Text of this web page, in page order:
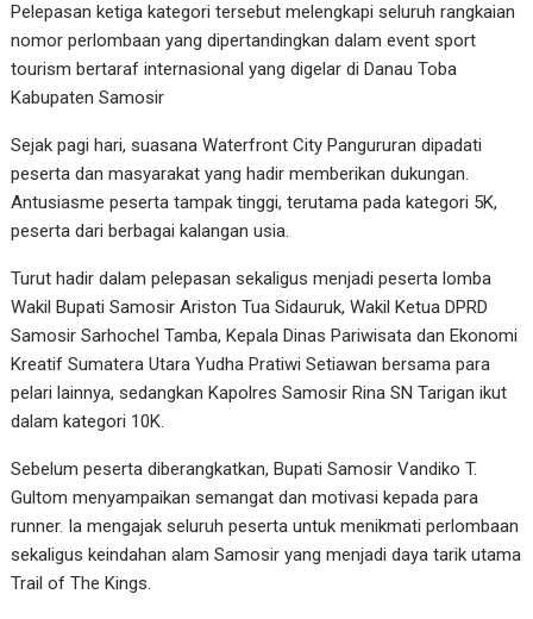
Pelepasan ketiga kategori tersebut melengkapi seluruh rangkaian
nomor perlombaan yang dipertandingkan dalam event sport
tourism bertaraf internasional yang digelar di Danau Toba
Kabupaten Samosir
Sejak pagi hari, suasana Waterfront City Pangururan dipadati
peserta dan masyarakat yang hadir memberikan dukungan.
Antusiasme peserta tampak tinggi, terutama pada kategori 5K,
peserta dari berbagai kalangan usia.
Turut hadir dalam pelepasan sekaligus menjadi peserta lomba
Wakil Bupati Samosir Ariston Tua Sidauruk, Wakil Ketua DPRD
Samosir Sarhochel Tamba, Kepala Dinas Pariwisata dan Ekonomi
Kreatif Sumatera Utara Yudha Pratiwi Setiawan bersama para
pelari lainnya, sedangkan Kapolres Samosir Rina SN Tarigan ikut
dalam kategori 10K.
Sebelum peserta diberangkatkan, Bupati Samosir Vandiko T.
Gultom menyampaikan semangat dan motivasi kepada para
runner. Ia mengajak seluruh peserta untuk menikmati perlombaan
sekaligus keindahan alam Samosir yang menjadi daya tarik utama
Trail of The Kings.